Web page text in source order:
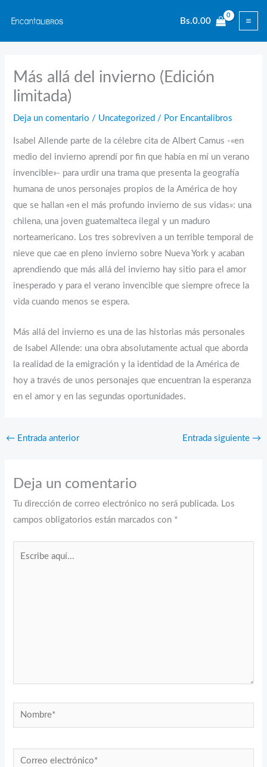
contenido
Bs.0.00
Más allá del invierno (Edición
limitada)
Deja un comentario / Uncategorized / Por Encantalibros
Isabel Allende parte de la célebre cita de Albert Camus -«en
medio del invierno aprendí por fin que había en mí un verano
invencible»- para urdir una trama que presenta la geografía
humana de unos personajes propios de la América de hoy
que se hallan «en el más profundo invierno de sus vidas»: una
chilena, una joven guatemalteca ilegal y un maduro
norteamericano. Los tres sobreviven a un terrible temporal de
nieve que cae en pleno invierno sobre Nueva York y acaban
aprendiendo que más allá del invierno hay sitio para el amor
inesperado y para el verano invencible que siempre ofrece la
vida cuando menos se espera.
Más allá del invierno es una de las historias más personales
de Isabel Allende: una obra absolutamente actual que aborda
la realidad de la emigración y la identidad de la América de
hoy a través de unos personajes que encuentran la esperanza
en el amor y en las segundas oportunidades.
← Entrada anterior Entrada siguiente →
Deja un comentario
Tu dirección de correo electrónico no será publicada. Los
campos obligatorios están marcados con *
Nombre*
Correo